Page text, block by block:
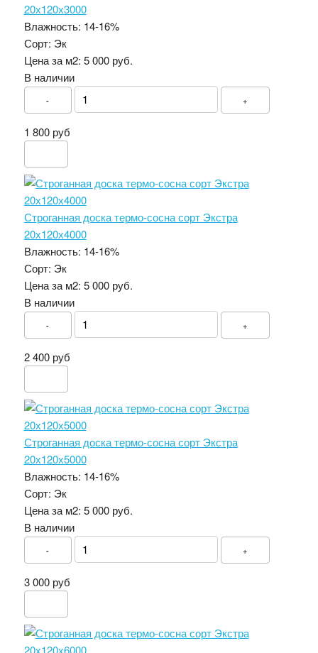
20х120х3000
Влажность: 14-16%
Сорт: Эк
Цена за м2: 5 000 руб.
В наличии
- +
1 800 руб
Строганная доска термо-сосна сорт Экстра
20х120х4000
Влажность: 14-16%
Сорт: Эк
Цена за м2: 5 000 руб.
В наличии
- +
2 400 руб
Строганная доска термо-сосна сорт Экстра
20х120х5000
Влажность: 14-16%
Сорт: Эк
Цена за м2: 5 000 руб.
В наличии
- +
3 000 руб